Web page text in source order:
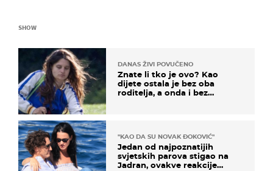
SHOW
DANAS ŽIVI POVUČENO
Znate li tko je ovo? Kao
dijete ostala je bez oba
roditelja, a onda i bez
"KAO DA SU NOVAK ĐOKOVIĆ"
Jedan od najpoznatijih
svjetskih parova stigao na
Jadran, ovakve reakcije